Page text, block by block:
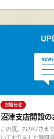
お知らせ
沼津支店開設
この度、おかげさま